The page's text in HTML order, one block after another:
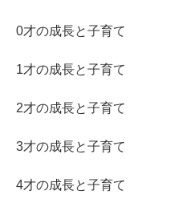
0才の成長と子育て
1才の成長と子育て
2才の成長と子育て
3才の成長と子育て
4才の成長と子育て